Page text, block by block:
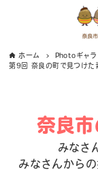
ホーム Photoギャラ
第9回 奈良の町で見つけ
奈良市
みなさ
みなさんから